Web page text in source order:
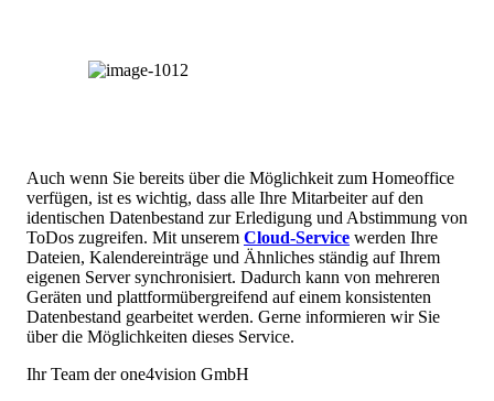
Auch wenn Sie bereits über die Möglichkeit zum Homeoffice
verfügen, ist es wichtig, dass alle Ihre Mitarbeiter auf den
identischen Datenbestand zur Erledigung und Abstimmung von
ToDos zugreifen. Mit unserem Cloud-Service werden Ihre
Dateien, Kalendereinträge und Ähnliches ständig auf Ihrem
eigenen Server synchronisiert. Dadurch kann von mehreren
Geräten und plattformübergreifend auf einem konsistenten
Datenbestand gearbeitet werden. Gerne informieren wir Sie
über die Möglichkeiten dieses Service.
Ihr Team der one4vision GmbH